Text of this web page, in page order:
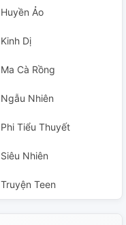
Huyền Ảo
Kinh Dị
Ma Cà Rồng
Ngẫu Nhiên
Phi Tiểu Thuyết
Siêu Nhiên
Truyện Teen